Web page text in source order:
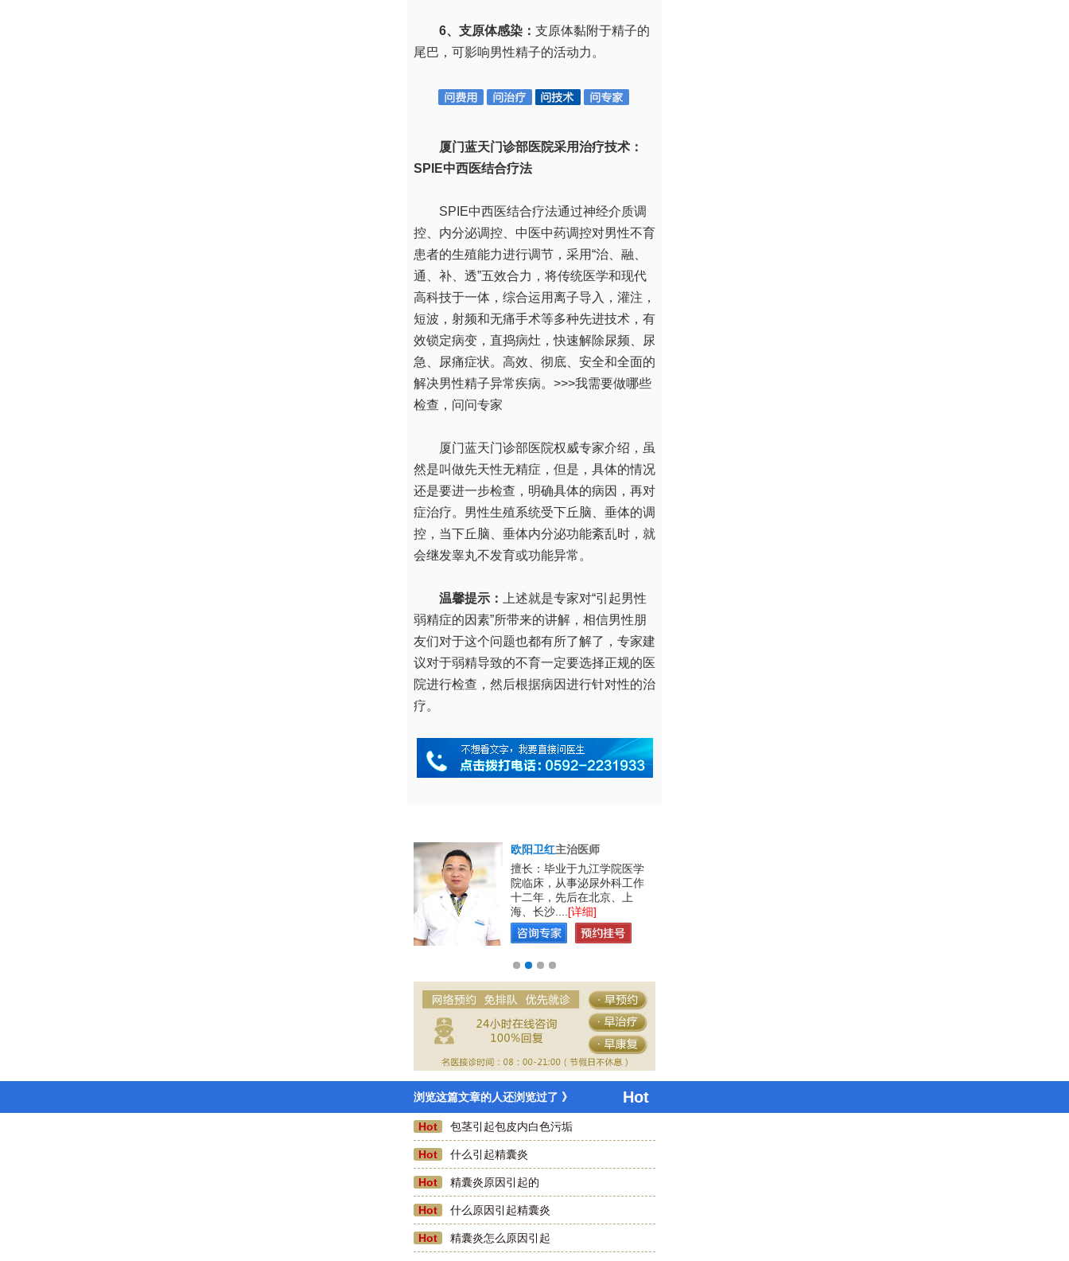
6、支原体感染： 支原体黏附于精子的
尾巴，可影响男性精子的活动力。
厦门蓝天门诊部医院采用治疗技术：
SPIE中西医结合疗法
SPIE中西医结合疗法通过神经介质调
控、内分泌调控、中医中药调控对男性不育
患者的生殖能力进行调节，采用“治、融、
通、补、透”五效合力，将传统医学和现代
高科技于一体，综合运用离子导入，灌注，
短波，射频和无痛手术等多种先进技术，有
效锁定病变，直捣病灶，快速解除尿频、尿
急、尿痛症状。高效、彻底、安全和全面的
解决男性精子异常疾病。 >>>我需要做哪些
检查，问问专家
厦门蓝天门诊部医院权威专家介绍，虽
然是叫做先天性无精症，但是，具体的情况
还是要进一步检查，明确具体的病因，再对
症治疗。男性生殖系统受下丘脑、垂体的调
控，当下丘脑、垂体内分泌功能紊乱时，就
会继发睾丸不发育或功能异常。
温馨提示：
上述就是专家对“引起男性
弱精症的因素”所带来的讲解，相信男性朋
友们对于这个问题也都有所了解了，专家建
议对于弱精导致的不育一定要选择正规的医
院进行检查，然后根据病因进行针对性的治
疗。
欧阳卫红主治医师
擅长：毕业于九江学院医学
院临床，从事泌尿外科工作
十二年，先后在北京、上
海、长沙.... [详细]
浏览这篇文章的人还浏览过了 》 Hot
Hot 包茎引起包皮内白色污垢
Hot 什么引起精囊炎
Hot 精囊炎原因引起的
Hot 什么原因引起精囊炎
Hot 精囊炎怎么原因引起
咫尺天涯
前几天去了厦门蓝天男科医院割包皮，现在已经
好的差不多了，刷医保卡费用也不贵，好评一